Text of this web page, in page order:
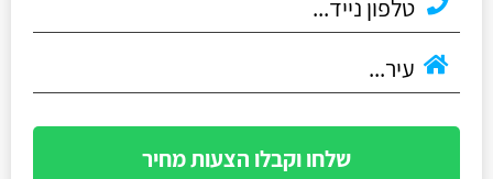
שלחו וקבלו הצעות מחיר